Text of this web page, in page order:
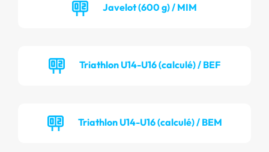
Javelot (600 g) / MIM
Triathlon U14-U16 (calculé) / BEF
Triathlon U14-U16 (calculé) / BEM